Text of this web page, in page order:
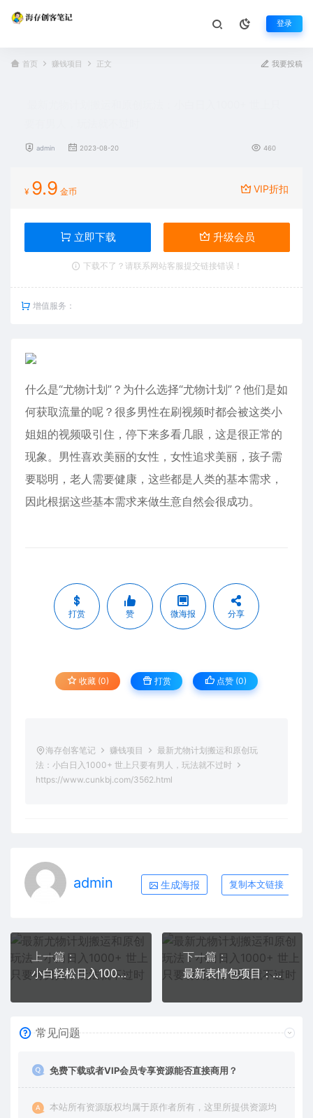
登录
首页 赚钱项目 正文 我要投稿
admin 2023-08-20 460
¥ 9.9 金币 VIP折扣
立即下载 升级会员
下载不了？请联系网站客服提交链接错误！
增值服务：
什么是“尤物计划”？为什么选择“尤物计划”？他们是如
何获取流量的呢？很多男性在刷视频时都会被这类小
姐姐的视频吸引住，停下来多看几眼，这是很正常的
现象。男性喜欢美丽的女性，女性追求美丽，孩子需
要聪明，老人需要健康，这些都是人类的基本需求，
因此根据这些基本需求来做生意自然会很成功。
打赏 赞 微海报 分享
收藏 (0) 打赏 点赞 (0)
海存创客笔记 赚钱项目
最新尤物计划搬运和原创玩
法：小白日入1000+ 世上只要有男人，玩法就不过时
https://www.cunkbj.com/3562.html
admin 生成海报 复制本文链接
上一篇：
小白轻松日入100-1000，中视频蓝海计划，保姆式教学，任何人都能做到
下一篇：
最新表情包项目：日入1500+（教程+文案+素材）
常见问题
免费下载或者VIP会员专享资源能否直接商用？
本站所有资源版权均属于原作者所有，这里所提供资源均